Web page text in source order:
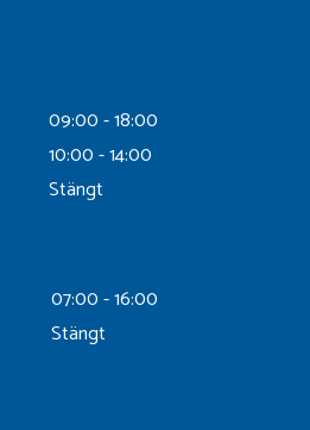
09:00 - 18:00
10:00 - 14:00
Stängt
07:00 - 16:00
Stängt